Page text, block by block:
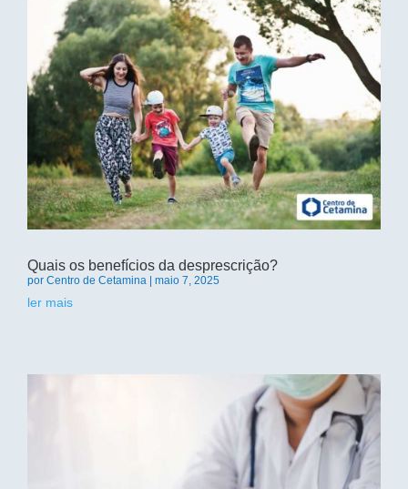
Quais os benefícios da desprescrição?
por Centro de Cetamina maio 7, 2025
ler mais